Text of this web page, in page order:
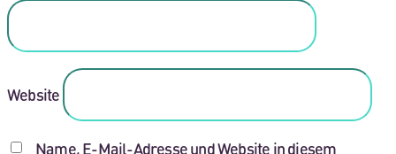
Website
Name, E-Mail-Adresse und Website in diesem